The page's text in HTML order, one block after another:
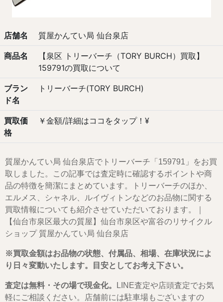
店舗名 質屋かんてい局 仙台泉店
商品名
【泉区 トリーバーチ（TORY BURCH）買取】
159791の買取について
ブラン
ド名
トリーバーチ(TORY BURCH)
買取価
格
￥金額/詳細はココをタップ！¥
質屋かんてい局 仙台泉店でトリーバーチ「159791」をお買
取しました。この記事では査定時に確認するポイントや商
品の特徴を簡潔にまとめています。トリーバーチのほか、
エルメス、シャネル、ルイヴィトンなどのお品物に関する
買取情報についても紹介させていただいております。｜
【仙台市泉区最大の質屋】仙台市泉区や富谷のリサイクル
ショップ 質屋かんてい局 仙台泉店
※買取金額はお品物の状態、付属品、相場、在庫状況によ
り日々変動いたします。目安としてお考え下さい。
査定は無料・その場で現金化。
LINE査定や店頭査定でお気
軽にご相談ください。店舗前には駐車場もございますの